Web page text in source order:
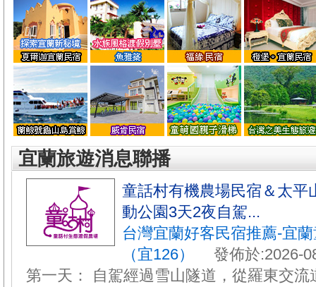
宜蘭旅遊消息聯播
童話村有機農場民宿＆太平
動公園3天2夜自駕...
台灣宜蘭好客民宿推薦-宜
（宜126）
發佈於:2026-
第一天： 自駕經過雪山隧道，從羅東交流